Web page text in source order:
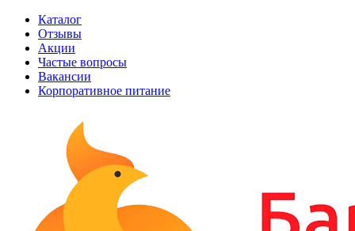
Каталог
Отзывы
Акции
Частые вопросы
Вакансии
Корпоративное питание